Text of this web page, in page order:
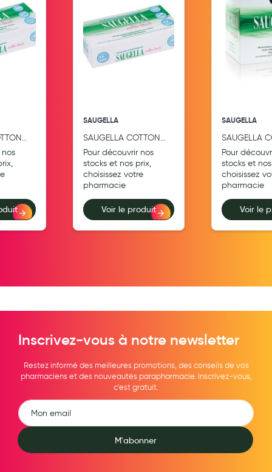
Régimes médicaux
Gemmothérapie
Confiserie
Compléments alimentaires
Premiers soins
Hygiène nasale
Anti-poux
Soins jambes lourdes
Contention veineuse
Contactologie
Accessoires pieds et semelles
SAUGELLA
SAUGELLA COTTON
TOUCH TAMPONS
NORMAL X 16
Pour découvrir nos
stocks et nos prix,
choisissez votre
pharmacie
Voir le produit
SAUGELLA
SAUGELLA
TOUCH
NUIT X12
Pour
stocks et
choisissez
pharmacie
Voir le
Inscrivez-vous à notre newsletter
Restez informé des meilleures promotions, des conseils de vos
pharmaciens et des nouveautés parapharmacie. Inscrivez-vous,
c'est gratuit.
M'abonner